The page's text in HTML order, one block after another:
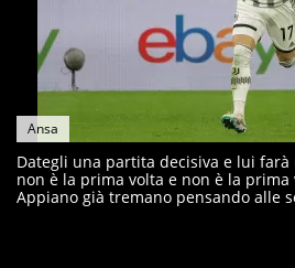
Ansa
Dategli una partita decisiva e lui farà
non è la prima volta e non è la
Appiano già tremano pensando alle